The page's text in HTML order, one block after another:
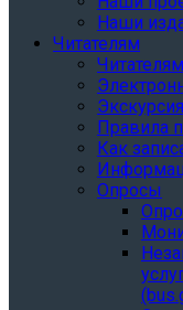
Наши
Читателям
Читателям
Правила
Как
Опросы